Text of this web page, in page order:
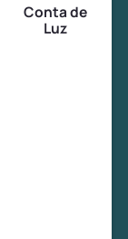
Conta de
Luz